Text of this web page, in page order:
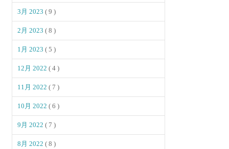
3月 2023( 9 )
2月 2023( 8 )
1月 2023( 5 )
12月 2022( 4 )
11月 2022( 7 )
10月 2022( 6 )
9月 2022( 7 )
8月 2022( 8 )